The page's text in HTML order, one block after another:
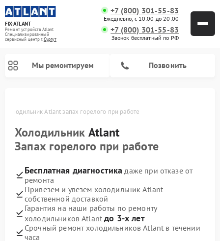
FIX-ATLANT
Ремонт устройств Atlant
Специализированный
cервисный центр г.Сургут
+7 (800) 301-55-83
Ежедневно, с 10:00 до 20:00
+7 (800) 301-55-83
Звонок бесплатный по РФ
Мы ремонтируем Позвонить
Холодильник Atlant запах горелого при работе
Холодильник Atlant
Запах горелого при работе
Бесплатная диагностика даже при отказе от
ремонта
Привезем и увезем холодильник Atlant
собственной доставкой
Гарантия на наши работы по ремонту
холодильников Atlantдо 3-х лет
Срочный ремонт холодильников Atlant в течении
часа